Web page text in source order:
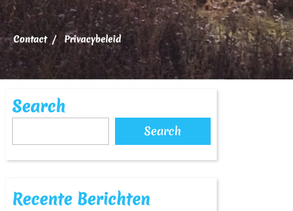
Contact Privacybeleid
Search
Search
Recente Berichten